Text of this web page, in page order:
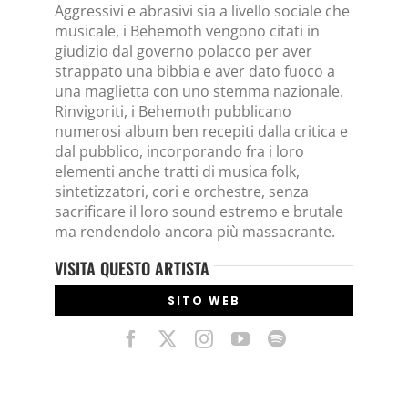
Aggressivi e abrasivi sia a livello sociale che
musicale, i Behemoth vengono citati in
giudizio dal governo polacco per aver
strappato una bibbia e aver dato fuoco a
una maglietta con uno stemma nazionale.
Rinvigoriti, i Behemoth pubblicano
numerosi album ben recepiti dalla critica e
dal pubblico, incorporando fra i loro
elementi anche tratti di musica folk,
sintetizzatori, cori e orchestre, senza
sacrificare il loro sound estremo e brutale
ma rendendolo ancora più massacrante.
VISITA QUESTO ARTISTA
SITO WEB